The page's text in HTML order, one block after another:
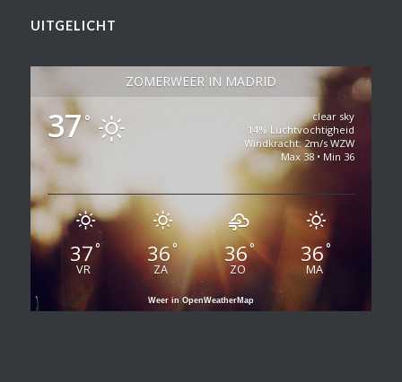
UITGELICHT
ZOMERWEER IN MADRID
37°
clear sky
14% Luchtvochtigheid
Windkracht: 2m/s WZW
Max 38 • Min 36
37°
VR
36°
ZA
36°
ZO
36°
MA
Weer in OpenWeatherMap